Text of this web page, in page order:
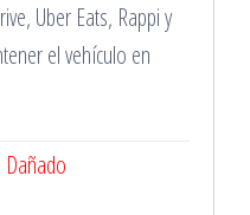
Uber Eats, Rappi y
el vehículo en